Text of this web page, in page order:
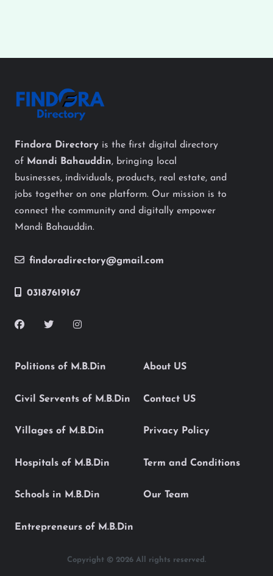
Findora Directory is the first digital directory
of Mandi Bahauddin, bringing local
businesses, individuals, products, real estate, and
jobs together on one platform. Our mission is to
connect the community and digitally empower
Mandi Bahauddin.
findoradirectory@gmail.com
03187619167
Politions of M.B.Din
Civil Servents of M.B.Din
Villages of M.B.Din
Hospitals of M.B.Din
Schools in M.B.Din
Entrepreneurs of M.B.Din
About US
Contact US
Privacy Policy
Term and Conditions
Our Team
Copyright © 2026 All rights reserved.